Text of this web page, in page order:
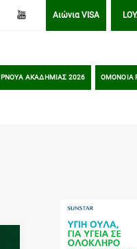
Αιώνια VISA
ΑΚΑΔΗΜΙΑΣ 2026 OMONOIA